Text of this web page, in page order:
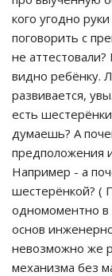
кого угодно
поговорить с
не
видно ребёнку.
развивается,
есть
думаешь? А
предположения
Например - а
шестерёнкой? (
одномоментно в
основ
невозможно же
механизма без